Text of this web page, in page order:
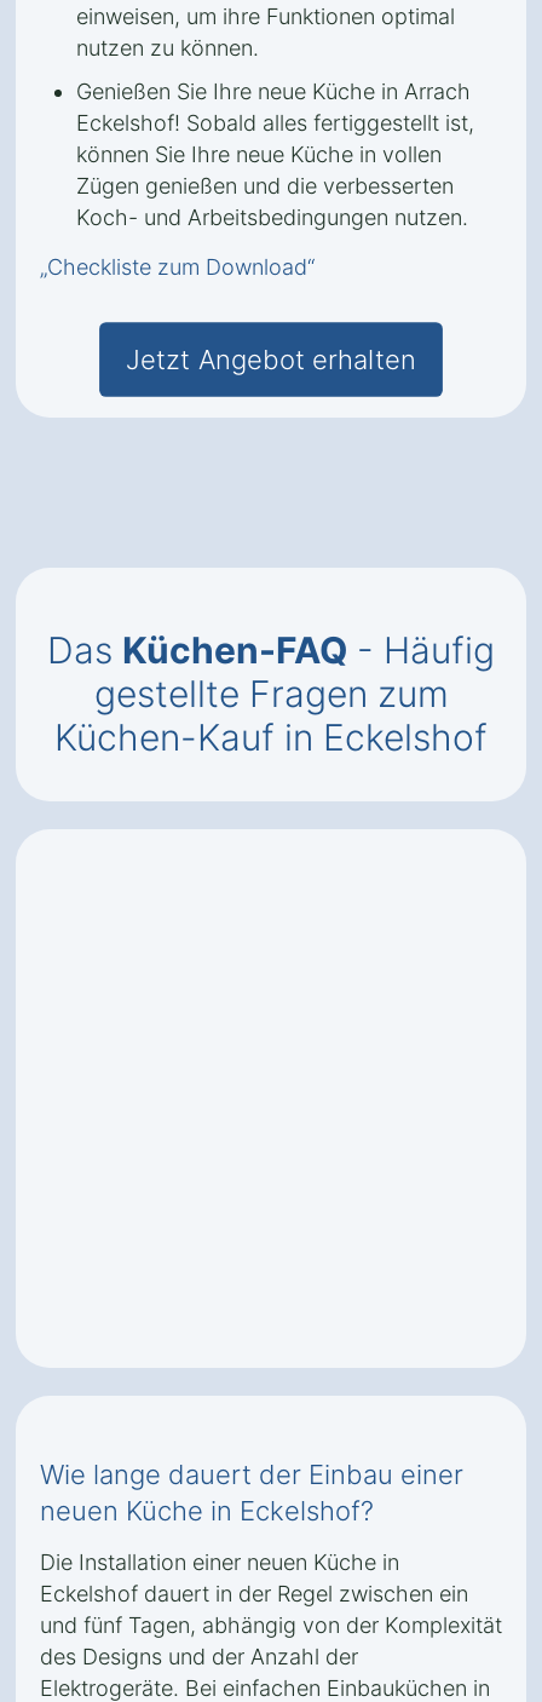
einweisen, um ihre Funktionen optimal
nutzen zu können.
Genießen Sie Ihre neue Küche in Arrach
Eckelshof! Sobald alles fertiggestellt ist,
können Sie Ihre neue Küche in vollen
Zügen genießen und die verbesserten
Koch- und Arbeitsbedingungen nutzen.
„Checkliste zum Download“
Jetzt Angebot erhalten
Das Küchen-FAQ - Häufig
gestellte Fragen zum
Küchen-Kauf in Eckelshof
Wie lange dauert der Einbau einer
neuen Küche in Eckelshof?
Die Installation einer neuen Küche in
Eckelshof dauert in der Regel zwischen ein
und fünf Tagen, abhängig von der Komplexität
des Designs und der Anzahl der
Elektrogeräte. Bei einfachen Einbauküchen in